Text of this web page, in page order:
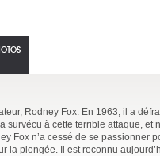
Rodney Fox. En 1963, il a
survécu à cette terrible attaque, et
Fox n’a cessé de se passionner
la plongée. Il est reconnu